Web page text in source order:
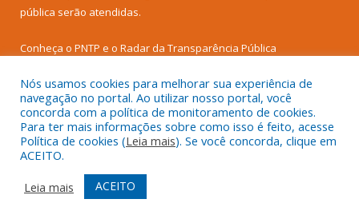
pública serão atendidas.
Conheça o PNTP e o Radar da Transparência Pública
Todos os direitos reservados a Prefeitura Municipal de Senador
José Porfírio.
Mapa do Site
Acessar Área Administrativa
Acessar Webmail
Nós usamos cookies para melhorar sua experiência de
navegação no portal. Ao utilizar nosso portal, você
concorda com a política de monitoramento de cookies.
Para ter mais informações sobre como isso é feito, acesse
Política de cookies (Leia mais). Se você concorda, clique em
ACEITO.
Leia mais
ACEITO